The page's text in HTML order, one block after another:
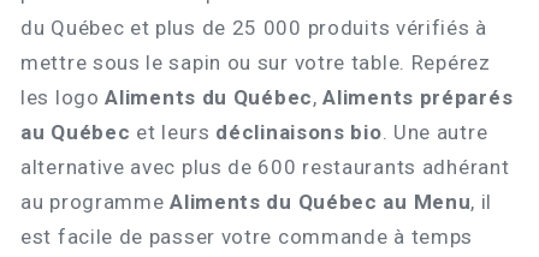
du Québec et plus de 25 000 produits vérifiés à
mettre sous le sapin ou sur votre table. Repérez
les logoAliments du Québec,Aliments préparés
au Québec et leurs déclinaisons bio . Une autre
alternative avec plus de 600 restaurants adhérant
au programmeAliments du Québec au Menu, il
est facile de passer votre commande à temps